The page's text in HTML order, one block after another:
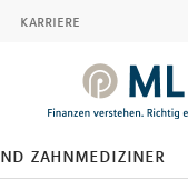
karriere
zahnmediziner